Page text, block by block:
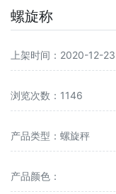
螺旋称
上架时间：2020-12-23
浏览次数：1146
产品类型：螺旋秤
产品颜色：